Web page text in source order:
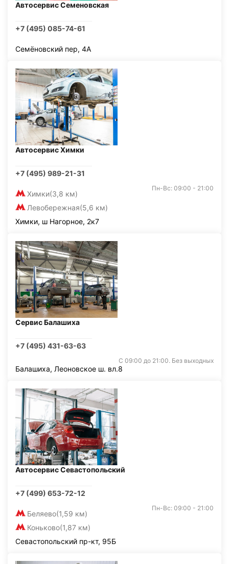
Автосервис Семеновская
+7 (495) 085-74-61
Семёновский пер, 4А
Автосервис Химки
+7 (495) 989-21-31
Химки(3,8 км)
Левобережная(5,6 км)
Пн-Вс: 09:00 - 21:00
Химки, ш Нагорное, 2к7
Сервис Балашиха
+7 (495) 431-63-63
С 09:00 до 21:00. Без выходных
Балашиха, Леоновское ш. вл.8
Автосервис Севастопольский
+7 (499) 653-72-12
Беляево(1,59 км)
Коньково(1,87 км)
Пн-Вс: 09:00 - 21:00
Севастопольский пр-кт, 95Б